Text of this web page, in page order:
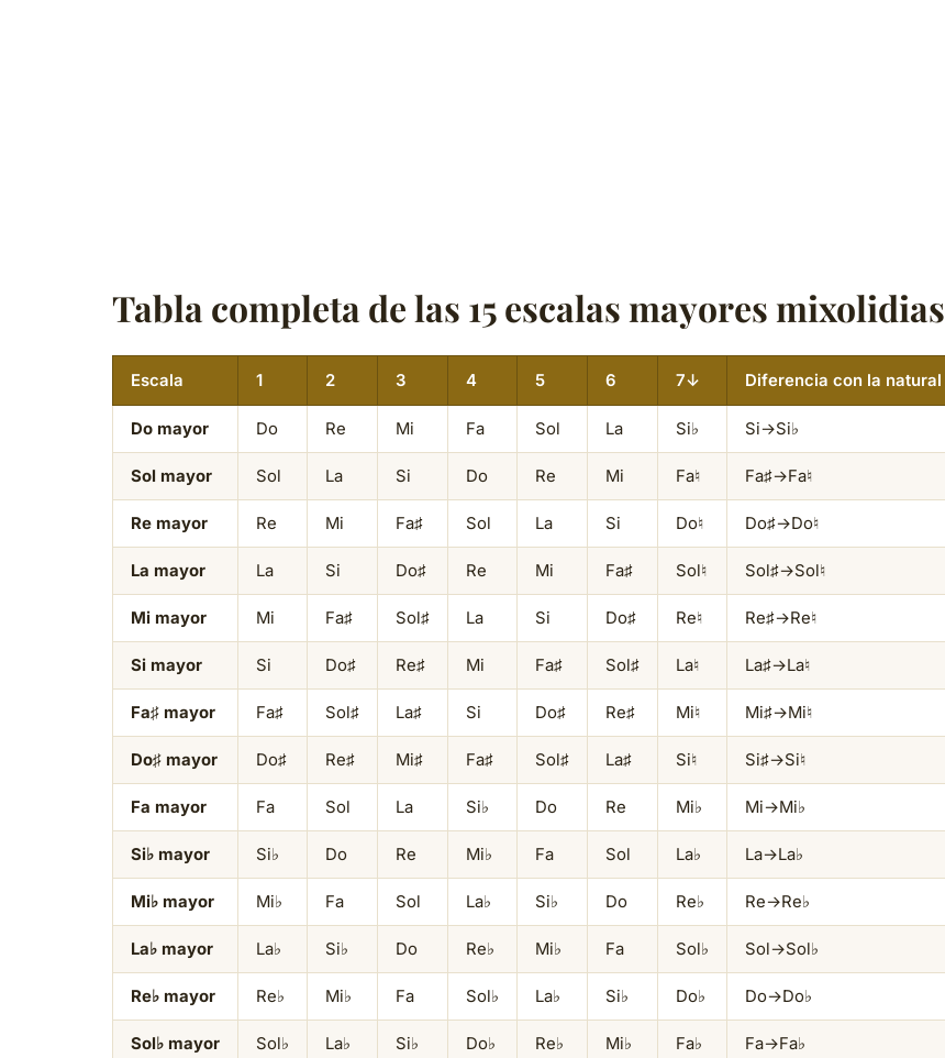
Tabla completa de las 15 escalas mayores mixolidias
Escala 1 2 3 4 5 6 7↓ Diferencia con la natural
Do mayor Do Re Mi Fa Sol La Si♭ Si→Si♭
Sol mayor Sol La Si Do Re Mi Fa♮ Fa♯→Fa♮
Re mayor Re Mi Fa♯ Sol La Si Do♮ Do♯→Do♮
La mayor La Si Do♯ Re Mi Fa♯ Sol♮ Sol♯→Sol♮
Mi mayor Mi Fa♯ Sol♯ La Si Do♯ Re♮ Re♯→Re♮
Si mayor Si Do♯ Re♯ Mi Fa♯ Sol♯ La♮ La♯→La♮
Fa♯ mayor Fa♯ Sol♯ La♯ Si Do♯ Re♯ Mi♮ Mi♯→Mi♮
Do♯ mayor Do♯ Re♯ Mi♯ Fa♯ Sol♯ La♯ Si♮ Si♯→Si♮
Fa mayor Fa Sol La Si♭ Do Re Mi♭ Mi→Mi♭
Si♭ mayor Si♭ Do Re Mi♭ Fa Sol La♭ La→La♭
Mi♭ mayor Mi♭ Fa Sol La♭ Si♭ Do Re♭ Re→Re♭
La♭ mayor La♭ Si♭ Do Re♭ Mi♭ Fa Sol♭ Sol→Sol♭
Re♭ mayor Re♭ Mi♭ Fa Sol♭ La♭ Si♭ Do♭ Do→Do♭
Sol♭ mayor Sol♭ La♭ Si♭ Do♭ Re♭ Mi♭ Fa♭ Fa→Fa♭